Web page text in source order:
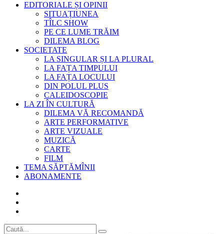
EDITORIALE ȘI OPINII
SITUAȚIUNEA
TÎLC SHOW
PE CE LUME TRĂIM
DILEMA BLOG
SOCIETATE
LA SINGULAR ȘI LA PLURAL
LA FAȚA TIMPULUI
LA FAȚA LOCULUI
DIN POLUL PLUS
CALEIDOSCOPIE
LA ZI ÎN CULTURĂ
DILEMA VĂ RECOMANDĂ
ARTE PERFORMATIVE
ARTE VIZUALE
MUZICĂ
CARTE
FILM
TEMA SĂPTĂMÎNII
ABONAMENTE